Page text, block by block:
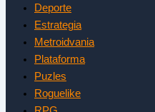
Deporte
Estrategia
Metroidvania
Plataforma
Puzles
Roguelike